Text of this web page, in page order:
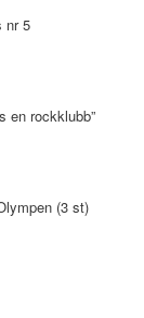
nr 5
en rockklubb”
(3 st)